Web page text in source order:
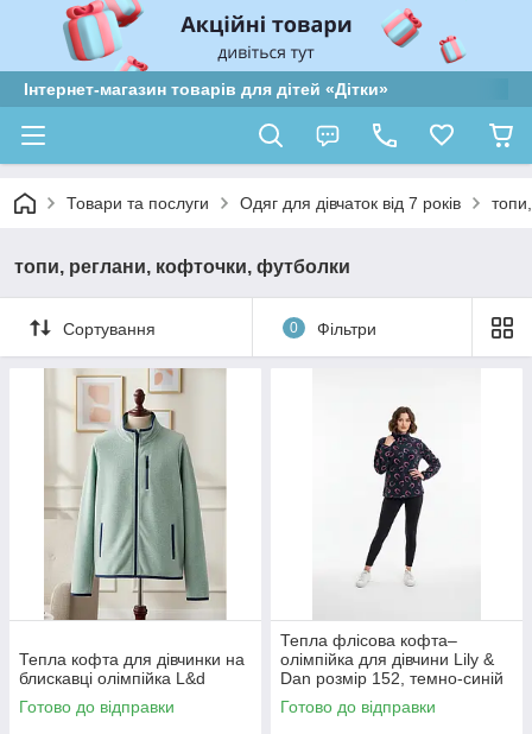
Інтернет-магазин товарів для дітей «Дітки»
Товари та послуги Одяг для дівчаток від 7 років
топи, реглани, кофточки, футболки
Сортування 0 Фільтри
Тепла кофта для дівчинки на
блискавці олімпійка L&d
Готово до відправки
Тепла флісова кофта–
олімпійка для дівчини Lily &
Dan розмір 152, темно-синій
Готово до відправки